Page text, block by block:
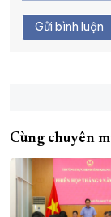
Gửi bình luận
Cùng chuyên